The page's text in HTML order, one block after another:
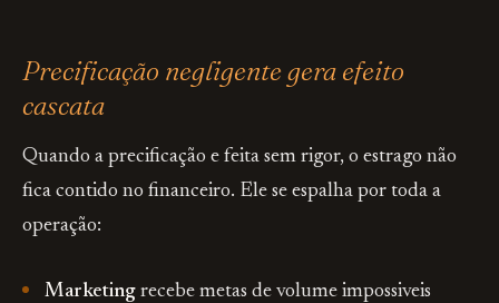
Precificação negligente gera efeito
cascata
Quando a precificação e feita sem rigor, o estrago não
fica contido no financeiro. Ele se espalha por toda a
operação:
Marketing recebe metas de volume impossiveis